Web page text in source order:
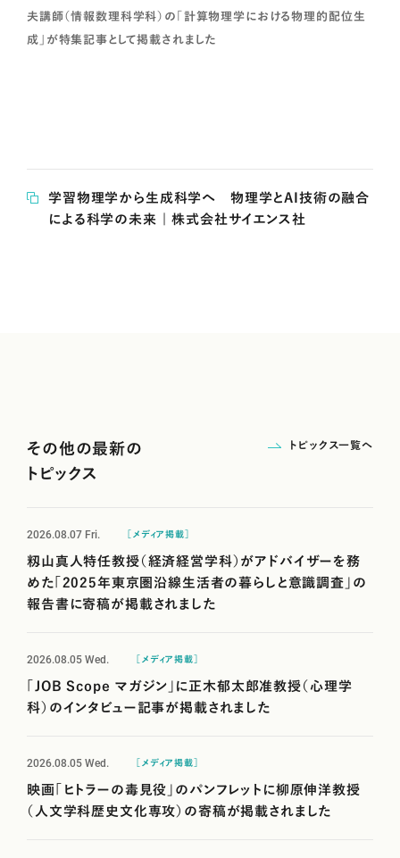
夫講師（情報数理科学科）の「計算物理学における物理的配位生
成」が特集記事として掲載されました
学習物理学から生成科学へ 物理学とAI技術の融合
による科学の未来 | 株式会社サイエンス社
その他の最新の
トピックス
トピックス一覧へ
2026.08.07 Fri. ［メディア掲載］
籾山真人特任教授（経済経営学科）がアドバイザーを務
めた「2025年東京圏沿線生活者の暮らしと意識調査」の
報告書に寄稿が掲載されました
2026.08.05Wed. ［メディア掲載］
「JOB Scope マガジン」に正木郁太郎准教授（心理学
科）のインタビュー記事が掲載されました
2026.08.05Wed. ［メディア掲載］
映画「ヒトラーの毒見役」のパンフレットに柳原伸洋教授
（人文学科歴史文化専攻）の寄稿が掲載されました